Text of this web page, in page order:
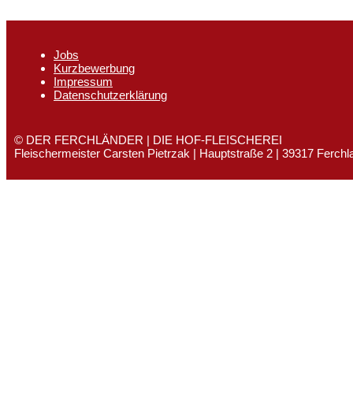
Jobs
Kurzbewerbung
Impressum
Datenschutzerklärung
© DER FERCHLÄNDER | DIE HOF-FLEISCHEREI
Fleischermeister Carsten Pietrzak | Hauptstraße 2 | 39317